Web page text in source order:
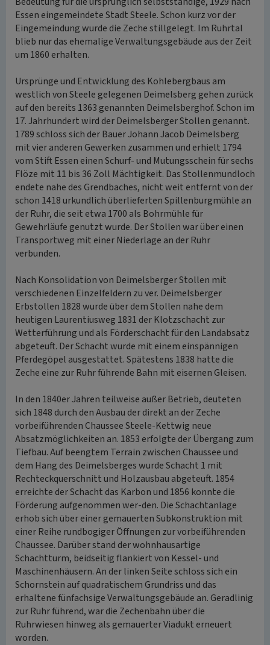
Essen eingemeindete Stadt Steele. Schon kurz vor der
Eingemeindung wurde die Zeche stillgelegt. Im Ruhrtal
blieb nur das ehemalige Verwaltungsgebäude aus der Zeit
um 1860 erhalten.
Ursprünge und Entwicklung des Kohlebergbaus am
westlich von Steele gelegenen Deimelsberg gehen zurück
auf den bereits 1363 genannten Deimelsberghof. Schon im
17. Jahrhundert wird der Deimelsberger Stollen genannt.
1789 schloss sich der Bauer Johann Jacob Deimelsberg
mit vier anderen Gewerken zusammen und erhielt 1794
vom Stift Essen einen Schurf- und Mutungsschein für sechs
Flöze mit 11 bis 36 Zoll Mächtigkeit. Das Stollenmundloch
endete nahe des Grendbaches, nicht weit entfernt von der
schon 1418 urkundlich überlieferten Spillenburgmühle an
der Ruhr, die seit etwa 1700 als Bohrmühle für
Gewehrläufe genutzt wurde. Der Stollen war über einen
Transportweg mit einer Niederlage an der Ruhr
verbunden.
Nach Konsolidation von Deimelsberger Stollen mit
verschiedenen Einzelfeldern zu ver. Deimelsberger
Erbstollen 1828 wurde über dem Stollen nahe dem
heutigen Laurentiusweg 1831 der Klotzschacht zur
Wetterführung und als Förderschacht für den Landabsatz
abgeteuft. Der Schacht wurde mit einem einspännigen
Pferdegöpel ausgestattet. Spätestens 1838 hatte die
Zeche eine zur Ruhr führende Bahn mit eisernen Gleisen.
In den 1840er Jahren teilweise außer Betrieb, deuteten
sich 1848 durch den Ausbau der direkt an der Zeche
vorbeiführenden Chaussee Steele-Kettwig neue
Absatzmöglichkeiten an. 1853 erfolgte der Übergang zum
Tiefbau. Auf beengtem Terrain zwischen Chaussee und
dem Hang des Deimelsberges wurde Schacht 1 mit
Rechteckquerschnitt und Holzausbau abgeteuft. 1854
erreichte der Schacht das Karbon und 1856 konnte die
Förderung aufgenommen wer-den. Die Schachtanlage
erhob sich über einer gemauerten Subkonstruktion mit
einer Reihe rundbogiger Öffnungen zur vorbeiführenden
Chaussee. Darüber stand der wohnhausartige
Schachtturm, beidseitig flankiert von Kessel- und
Maschinenhäusern. An der linken Seite schloss sich ein
Schornstein auf quadratischem Grundriss und das
erhaltene fünfachsige Verwaltungsgebäude an. Geradlinig
zur Ruhr führend, war die Zechenbahn über die
Ruhrwiesen hinweg als gemauerter Viadukt erneuert
worden.